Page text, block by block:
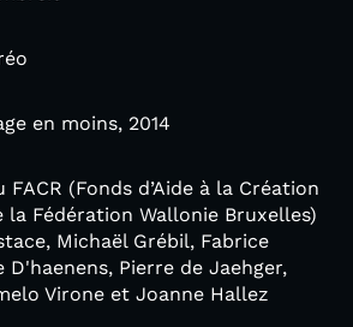
en moins, 2014
(Fonds d’Aide à la Création
la Fédération Wallonie Bruxelles)
Michaël Grébil, Fabrice
D'haenens, Pierre de Jaehger,
Virone et Joanne Hallez